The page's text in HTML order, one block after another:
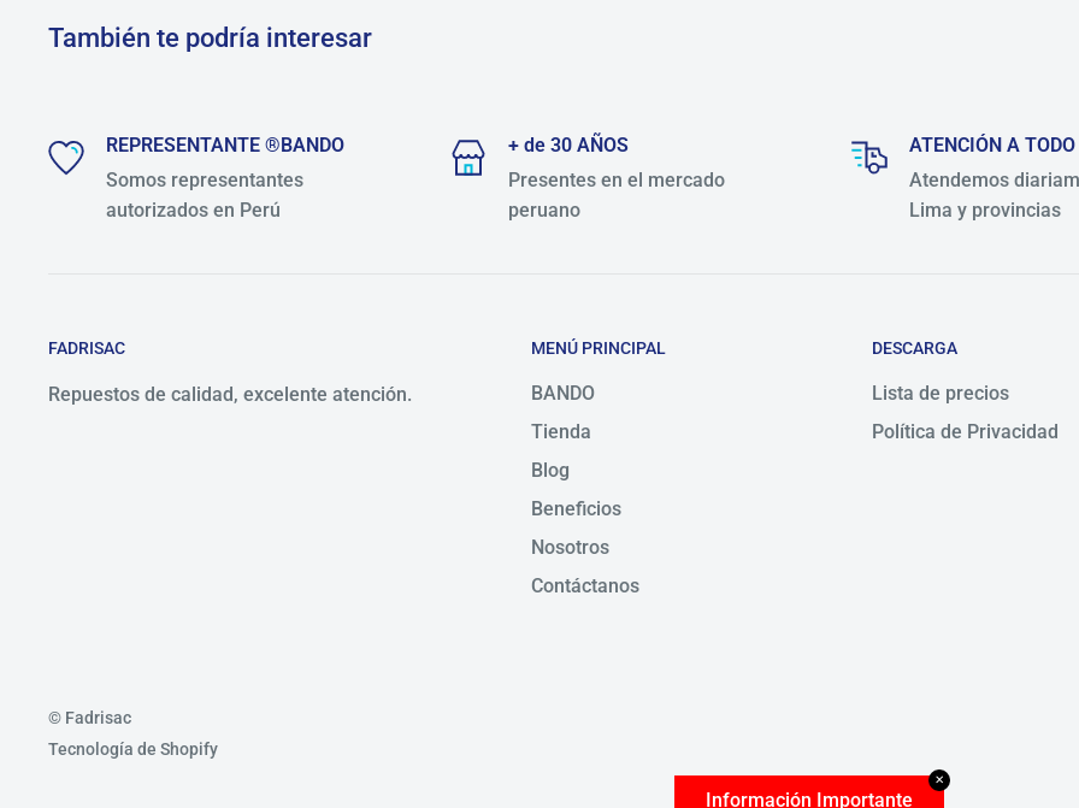
También te podría interesar
REPRESENTANTE ®BANDO
Somos representantes
autorizados en Perú
+ de 30 AÑOS
Presentes en el mercado
peruano
ATENCIÓN A TODO
Atendemos
Lima y provincias
FADRISAC
Repuestos de calidad, excelente atención.
MENÚ PRINCIPAL
BANDO
Tienda
Blog
Beneficios
Nosotros
Contáctanos
DESCARGA
Lista de precios
Política de Privacidad
© Fadrisac
Tecnología de Shopify
✕
Información Importante